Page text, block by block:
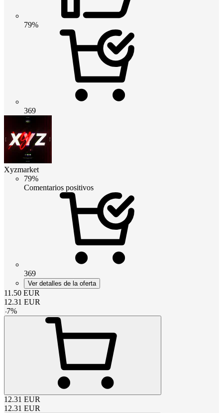
79%
369
Xyzmarket
79%
Comentarios positivos
369
Ver detalles de la oferta
11.50 EUR
12.31 EUR
-7%
12.31 EUR
12.31 EUR